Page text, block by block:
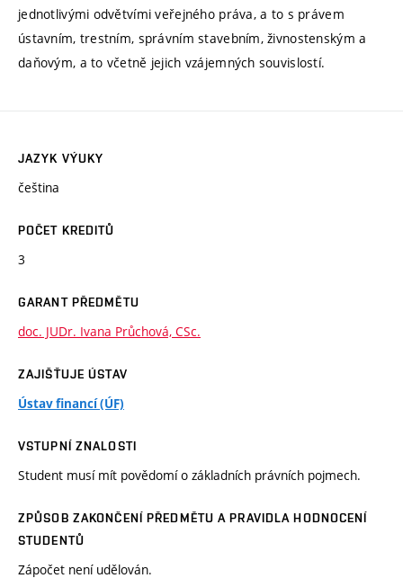
jednotlivými odvětvími veřejného práva, a to s právem
ústavním, trestním, správním stavebním, živnostenským a
daňovým, a to včetně jejich vzájemných souvislostí.
JAZYK VÝUKY
čeština
POČET KREDITŮ
3
GARANT PŘEDMĚTU
doc. JUDr. Ivana Průchová, CSc.
ZAJIŠŤUJE ÚSTAV
Ústav financí (ÚF)
VSTUPNÍ ZNALOSTI
Student musí mít povědomí o základních právních pojmech.
ZPŮSOB ZAKONČENÍ PŘEDMĚTU A PRAVIDLA HODNOCENÍ
STUDENTŮ
Zápočet není udělován.